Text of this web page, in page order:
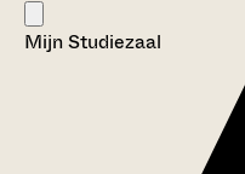
Mijn Studiezaal